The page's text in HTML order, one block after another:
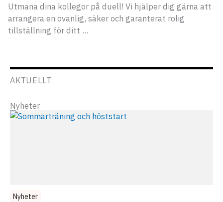
Utmana dina kollegor på duell! Vi hjälper dig gärna att
arrangera en ovanlig, säker och garanterat rolig
tillställning för ditt ...
AKTUELLT
Nyheter
Nyheter